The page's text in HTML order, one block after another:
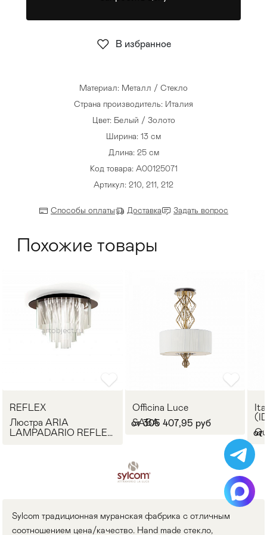
Стулья >
Материал: Металл / Стекло
Страна производитель: Италия
Цвет: Белый / Золото
Ширина: 13 см
Длина: 25 см
Код товара: A00125071
Артикул: 210, 211, 212
Способы оплаты Доставка Задать вопрос
В избранное
Похожие товары
REFLEX
Люстра ARIA
LAMPADARIO REFLEX
Officina Luce
SABA
от 305 407,95 руб
от
Sylcom традиционная муранская фабрика с отличным
соотношением цена/качество. Hand made стекло,